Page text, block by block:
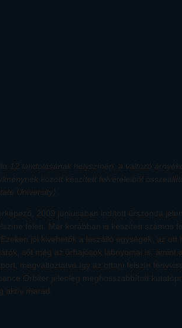
12 landolásának helyszínén, a változó
között készített felvételeiből
University)
2009 júniusában indított űrszonda
felett. Már korábban is készített számos
jól kivehetők a leszálló egységek, az ott
sőt még az űrhajósok lábnyomai is, amint
megváltoztatva így az ottani felszín
Orbiter jelenleg meghosszabbított
aktív marad.